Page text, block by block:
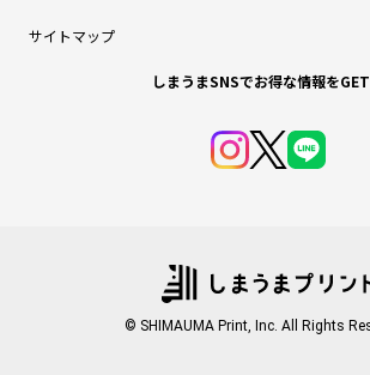
サイトマップ
しまうまSNSでお得な情報をGET
© SHIMAUMA Print, Inc. All Rights